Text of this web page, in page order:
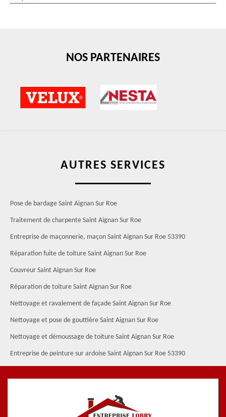
NOS PARTENAIRES
AUTRES SERVICES
Pose de bardage Saint Aignan Sur Roe
Traitement de charpente Saint Aignan Sur Roe
Entreprise de maçonnerie, maçon Saint Aignan Sur Roe 53390
Réparation fuite de toiture Saint Aignan Sur Roe
Couvreur Saint Aignan Sur Roe
Réparation de toiture Saint Aignan Sur Roe
Nettoyage et ravalement de façade Saint Aignan Sur Roe
Nettoyage et pose de gouttière Saint Aignan Sur Roe
Nettoyage et démoussage de toiture Saint Aignan Sur Roe
Entreprise de peinture sur ardoise Saint Aignan Sur Roe 53390